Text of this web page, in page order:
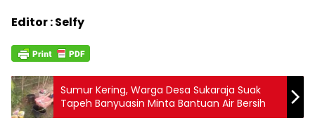
Editor : Selfy
Sumur Kering, Warga Desa Sukaraja Suak
Tapeh Banyuasin Minta Bantuan Air Bersih